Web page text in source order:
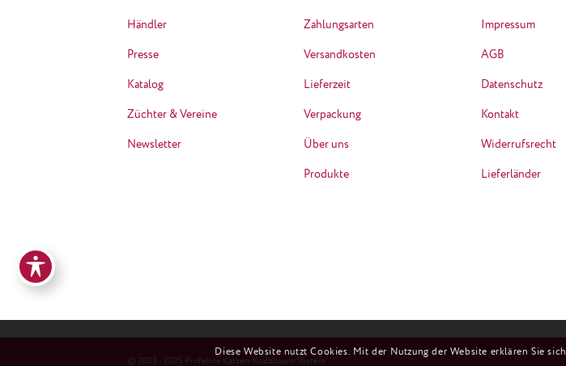
Händler
Presse
Katalog
Züchter & Vereine
Newsletter
Zahlungsarten
Versandkosten
Lieferzeit
Verpackung
Über uns
Produkte
Impressum
AGB
Datenschutz
Kontakt
Widerrufsrecht
Lieferländer
© 2003 - 2025 Profeline Katzen-Kratzbaum-System
Diese Website nutzt Cookies. Mit der Nutzung der Website erklären Sie